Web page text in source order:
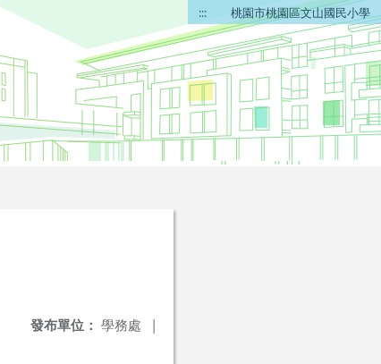
::: 桃園市桃園區文山國民小學
發布單位： 學務處 |